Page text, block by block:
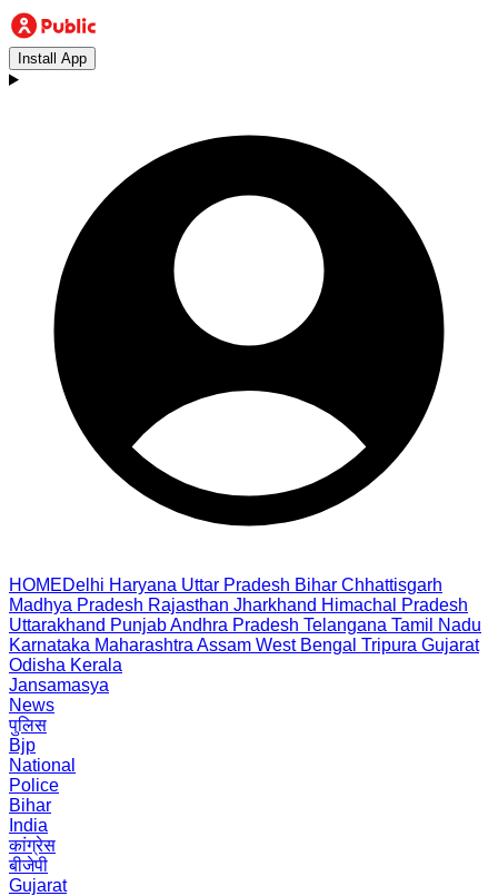
Install App
HOMEDelhi Haryana Uttar Pradesh Bihar Chhattisgarh
Madhya Pradesh Rajasthan Jharkhand Himachal Pradesh
Uttarakhand PunjabAndhra Pradesh Telangana Tamil Nadu
Karnataka Maharashtra Assam West Bengal Tripura Gujarat
Odisha Kerala
Jansamasya
News
पुलिस
Bjp
National
Police
Bihar
India
कांग्रेस
बीजेपी
Gujarat